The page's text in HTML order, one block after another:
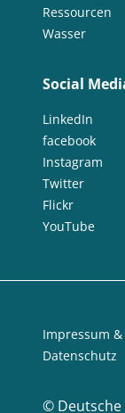
Ressourcen
Wasser
Social
LinkedIn
facebook
Instagram
Twitter
Flickr
YouTube
©
Impressum &
Datenschutz